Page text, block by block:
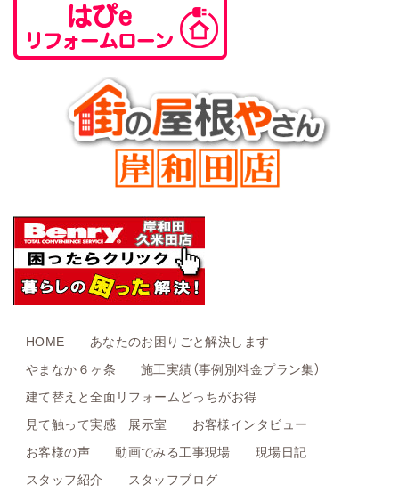
HOME
あなたのお困りごと解決します
やまなか６ヶ条
施工実績（事例別料金プラン集）
建て替えと全面リフォームどっちがお得
見て触って実感 展示室
お客様インタビュー
お客様の声
動画でみる工事現場
現場日記
スタッフ紹介
スタッフブログ